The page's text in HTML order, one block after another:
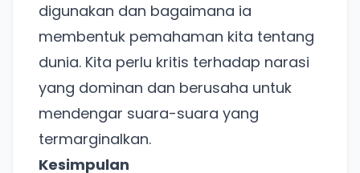
digunakan dan bagaimana ia
membentuk pemahaman kita tentang
dunia. Kita perlu kritis terhadap narasi
yang dominan dan berusaha untuk
mendengar suara-suara yang
termarginalkan.
Kesimpulan